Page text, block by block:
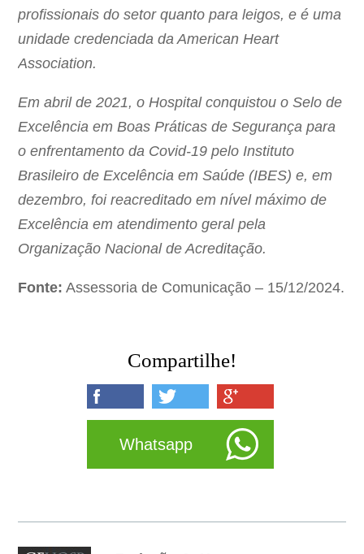
profissionais do setor quanto para leigos, e é uma
unidade credenciada da American Heart
Association.
Em abril de 2021, o Hospital conquistou o Selo de
Excelência em Boas Práticas de Segurança para
o enfrentamento da Covid-19 pelo Instituto
Brasileiro de Excelência em Saúde (IBES) e, em
dezembro, foi reacreditado em nível máximo de
Excelência em atendimento geral pela
Organização Nacional de Acreditação.
Fonte: Assessoria de Comunicação – 15/12/2024.
Compartilhe!
Whatsapp